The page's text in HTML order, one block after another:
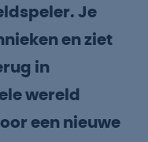
Je
en ziet
in
wereld
een nieuwe